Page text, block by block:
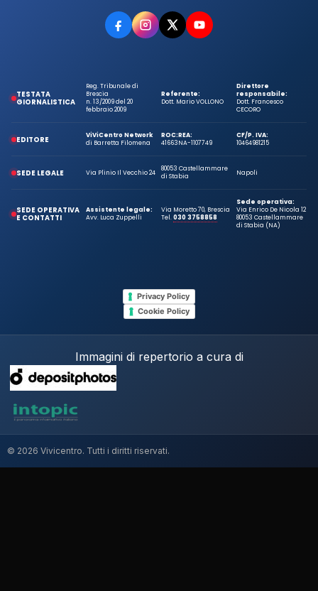
TESTATA
GIORNALISTICA
Reg. Tribunale di
Brescia
n. 13/2009 del 20
febbraio 2009
Referente:
Dott. Mario VOLLONO
Direttore
responsabile:
Dott. Francesco
CECORO
EDITORE
ViViCentro Network
di Barretta Filomena
ROC:
41663
REA:
NA-1107749
CF/P. IVA:
10464981215
SEDE LEGALE Via Plinio Il Vecchio 24
80053 Castellammare
di Stabia
Napoli
SEDE OPERATIVA
E CONTATTI
Assistente legale:
Avv. Luca Zuppelli
Via Moretto 70, Brescia
Tel.030 3758858
Sede operativa:
Via Enrico De Nicola 12
80053 Castellammare
di Stabia (NA)
Privacy Policy
Cookie Policy
Immagini di repertorio a cura di
© 2026 Vivicentro. Tutti i diritti riservati.